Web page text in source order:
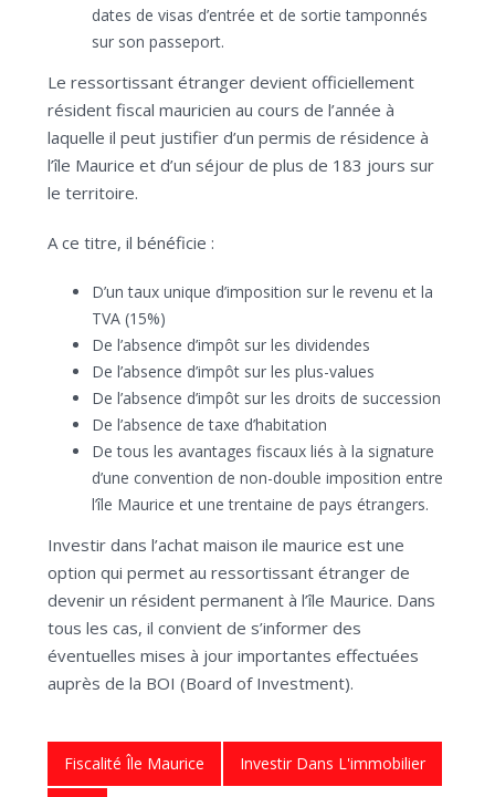
dates de visas d’entrée et de sortie tamponnés
sur son passeport.
Le ressortissant étranger devient officiellement
résident fiscal mauricien au cours de l’année à
laquelle il peut justifier d’un permis de résidence à
l’île Maurice et d’un séjour de plus de 183 jours sur
le territoire.
A ce titre, il bénéficie :
D’un taux unique d’imposition sur le revenu et la
TVA (15%)
De l’absence d’impôt sur les dividendes
De l’absence d’impôt sur les plus-values
De l’absence d’impôt sur les droits de succession
De l’absence de taxe d’habitation
De tous les avantages fiscaux liés à la signature
d’une convention de non-double imposition entre
l’île Maurice et une trentaine de pays étrangers.
Investir dans l’achat maison ile maurice est une
option qui permet au ressortissant étranger de
devenir un résident permanent à l’île Maurice. Dans
tous les cas, il convient de s’informer des
éventuelles mises à jour importantes effectuées
auprès de la BOI (Board of Investment).
Fiscalité Île Maurice Investir Dans L'immobilier